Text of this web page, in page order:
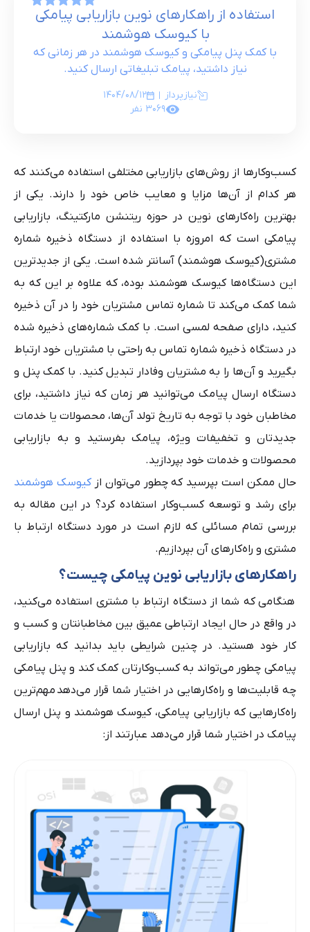
استفاده از راهکارهای نوین بازاریابی پیامکی
با کیوسک هوشمند
با کمک پنل پیامکی و کیوسک هوشمند در هر زمانی که
نیاز داشتید، پیامک تبلیغاتی ارسال کنید.
نیازپرداز
1404/08/12
3069 نفر
کسب‌وکارها از روش‌های بازاریابی مختلفی استفاده می‌کنند که
هر کدام از آن‌ها مزایا و معایب خاص خود را دارند. یکی از
بهترین راه‌کارهای نوین در حوزه ریتنشن مارکتینگ، بازاریابی
پیامکی است که امروزه با استفاده از دستگاه ذخیره شماره
مشتری(کیوسک هوشمند) آسانتر شده است. یکی از جدیدترین
این دستگاه‌ها کیوسک هوشمند بوده، که علاوه بر این که به
شما کمک می‌کند تا شماره تماس مشتریان خود را در آن ذخیره
کنید، دارای صفحه لمسی است. با کمک شماره‌های ذخیره شده
در دستگاه ذخیره شماره تماس به راحتی با مشتریان خود ارتباط
بگیرید و آن‌ها را به مشتریان وفادار تبدیل کنید. با کمک پنل و
دستگاه ارسال پیامک می‌توانید هر زمان که نیاز داشتید، برای
مخاطبان خود با توجه به تاریخ تولد آ‌ن‌ها، محصولات یا خدمات
جدیدتان و تخفیفات ویژه، پیامک بفرستید و به بازاریابی
محصولات و خدمات خود بپردازید.
حال ممکن است بپرسید که چطور می‌توان ازکیوسک هوشمند
برای رشد و توسعه کسب‌وکار استفاده کرد؟ در این مقاله به
بررسی تمام مسائلی که لازم است در مورد دستگاه ارتباط با
مشتری و راه‌کارهای آن بپردازیم.
راهکارهای بازاریابی نوین پیامکی چیست؟
هنگامی که شما از دستگاه ارتباط با مشتری استفاده می‌کنید،
در واقع در حال ایجاد ارتباطی عمیق بین مخاطبانتان و کسب و
کار خود هستید. در چنین شرایطی باید بدانید که بازاریابی
پیامکی چطور می‌تواند به کسب‌وکارتان کمک کند و پنل پیامکی
چه قابلیت‌ها و راه‌کارهایی در اختیار شما قرار می‌دهد مهم‌ترین
راه‌کارهایی که بازاریابی پیامکی، کیوسک هوشمند و پنل ارسال
پیامک در اختیار شما قرار می‌دهد عبارتند از: